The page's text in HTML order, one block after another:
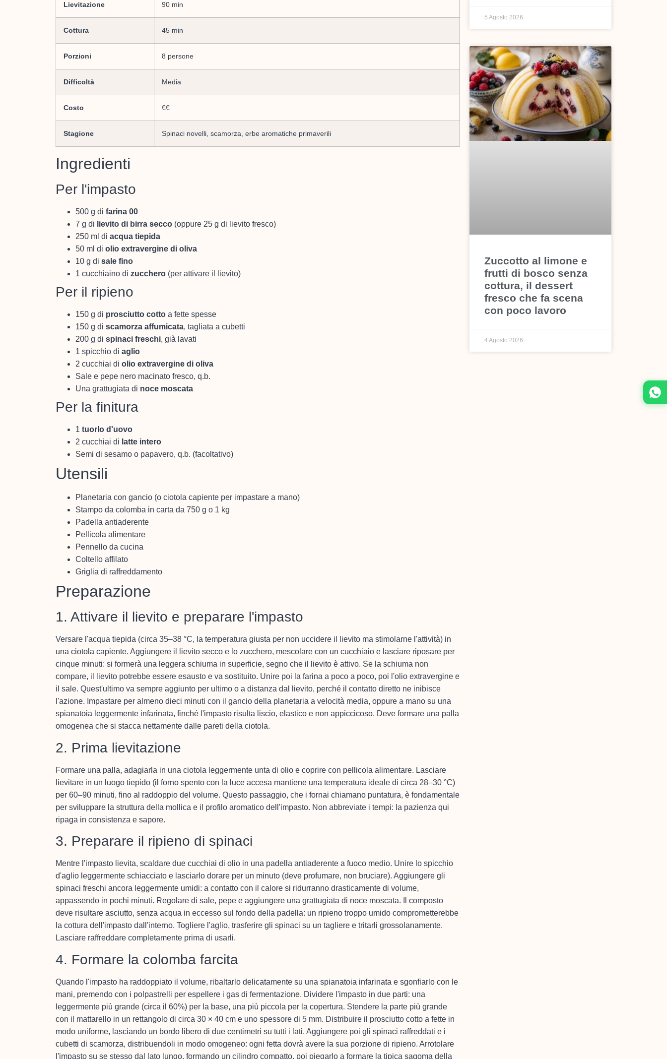
5 Agosto 2026
Zuccotto al limone e
frutti di bosco senza
cottura, il dessert
fresco che fa scena
con poco lavoro
4 Agosto 2026
Lievitazione 90 min
Cottura 45 min
Porzioni 8 persone
Difficoltà Media
Costo €€
Stagione Spinaci novelli, scamorza, erbe aromatiche primaverili
Ingredienti
Per l'impasto
500 g di farina 00
7 g di lievito di birra secco (oppure 25 g di lievito fresco)
250 ml di acqua tiepida
50 ml di olio extravergine di oliva
10 g di sale fino
1 cucchiaino di zucchero (per attivare il lievito)
Per il ripieno
150 g di prosciutto cotto a fette spesse
150 g di scamorza affumicata, tagliata a cubetti
200 g di spinaci freschi, già lavati
1 spicchio di aglio
2 cucchiai di olio extravergine di oliva
Sale e pepe nero macinato fresco, q.b.
Una grattugiata di noce moscata
Per la finitura
1 tuorlo d'uovo
2 cucchiai di latte intero
Semi di sesamo o papavero, q.b. (facoltativo)
Utensili
Planetaria con gancio (o ciotola capiente per impastare a mano)
Stampo da colomba in carta da 750 g o 1 kg
Padella antiaderente
Pellicola alimentare
Pennello da cucina
Coltello affilato
Griglia di raffreddamento
Preparazione
1. Attivare il lievito e preparare l'impasto
Versare l'acqua tiepida (circa 35–38 °C, la temperatura giusta per non uccidere il lievito ma stimolarne l'attività) in
una ciotola capiente. Aggiungere il lievito secco e lo zucchero, mescolare con un cucchiaio e lasciare riposare per
cinque minuti: si formerà una leggera schiuma in superficie, segno che il lievito è attivo. Se la schiuma non
compare, il lievito potrebbe essere esausto e va sostituito. Unire poi la farina a poco a poco, poi l'olio extravergine e
il sale. Quest'ultimo va sempre aggiunto per ultimo o a distanza dal lievito, perché il contatto diretto ne inibisce
l'azione. Impastare per almeno dieci minuti con il gancio della planetaria a velocità media, oppure a mano su una
spianatoia leggermente infarinata, finché l'impasto risulta liscio, elastico e non appiccicoso. Deve formare una palla
omogenea che si stacca nettamente dalle pareti della ciotola.
2. Prima lievitazione
Formare una palla, adagiarla in una ciotola leggermente unta di olio e coprire con pellicola alimentare. Lasciare
lievitare in un luogo tiepido (il forno spento con la luce accesa mantiene una temperatura ideale di circa 28–30 °C)
per 60–90 minuti, fino al raddoppio del volume. Questo passaggio, che i fornai chiamano puntatura, è fondamentale
per sviluppare la struttura della mollica e il profilo aromatico dell'impasto. Non abbreviate i tempi: la pazienza qui
ripaga in consistenza e sapore.
3. Preparare il ripieno di spinaci
Mentre l'impasto lievita, scaldare due cucchiai di olio in una padella antiaderente a fuoco medio. Unire lo spicchio
d'aglio leggermente schiacciato e lasciarlo dorare per un minuto (deve profumare, non bruciare). Aggiungere gli
spinaci freschi ancora leggermente umidi: a contatto con il calore si ridurranno drasticamente di volume,
appassendo in pochi minuti. Regolare di sale, pepe e aggiungere una grattugiata di noce moscata. Il composto
deve risultare asciutto, senza acqua in eccesso sul fondo della padella: un ripieno troppo umido comprometterebbe
la cottura dell'impasto dall'interno. Togliere l'aglio, trasferire gli spinaci su un tagliere e tritarli grossolanamente.
Lasciare raffreddare completamente prima di usarli.
4. Formare la colomba farcita
Quando l'impasto ha raddoppiato il volume, ribaltarlo delicatamente su una spianatoia infarinata e sgonfiarlo con le
mani, premendo con i polpastrelli per espellere i gas di fermentazione. Dividere l'impasto in due parti: una
leggermente più grande (circa il 60%) per la base, una più piccola per la copertura. Stendere la parte più grande
con il mattarello in un rettangolo di circa 30 × 40 cm e uno spessore di 5 mm. Distribuire il prosciutto cotto a fette in
modo uniforme, lasciando un bordo libero di due centimetri su tutti i lati. Aggiungere poi gli spinaci raffreddati e i
cubetti di scamorza, distribuendoli in modo omogeneo: ogni fetta dovrà avere la sua porzione di ripieno. Arrotolare
l'impasto su se stesso dal lato lungo, formando un cilindro compatto, poi piegarlo a formare la tipica sagoma della